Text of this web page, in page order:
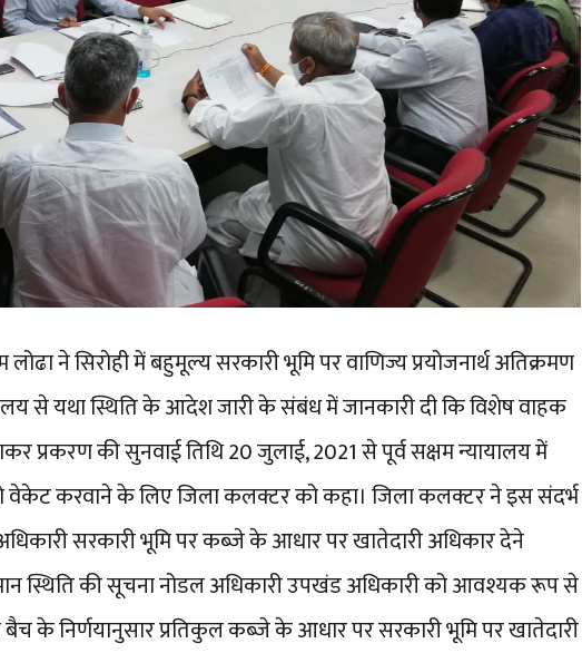
ने सिरोही में बहुमूल्य सरकारी भूमि पर वाणिज्य प्रयोजनार्थ अतिक्रमण
से यथा स्थिति के आदेश जारी के संबंध में जानकारी दी कि विशेष वाहक
प्रकरण की सुनवाई तिथि 20 जुलाई, 2021 से पूर्व सक्षम न्यायालय में
करवाने के लिए जिला कलक्टर को कहा। जिला कलक्टर ने इस संदर्भ
सरकारी भूमि पर कब्जे के आधार पर खातेदारी अधिकार देने
स्थिति की सूचना नोडल अधिकारी उपखंड अधिकारी को आवश्यक रूप से
के निर्णयानुसार प्रतिकुल कब्जे के आधार पर सरकारी भूमि पर खातेदारी